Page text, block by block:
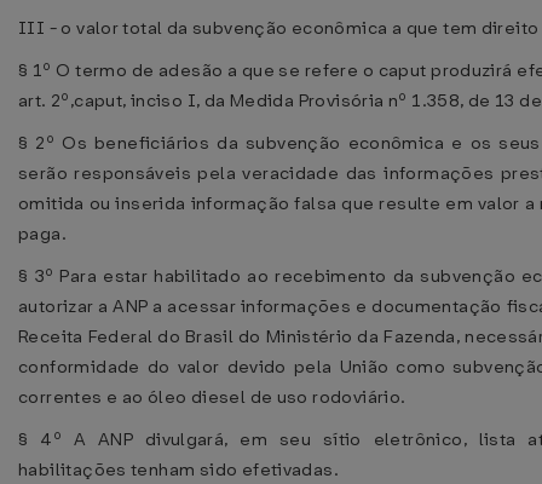
III - o valor total da subvenção econômica a que tem
§ 1º O termo de adesão a que se refere o caput produzirá
art. 2º,caput, inciso I, da Medida Provisória nº 1.358, de 13
§ 2º Os beneficiários da subvenção econômica e os
serão responsáveis pela veracidade das informações
omitida ou inserida informação falsa que resulte em valor
paga.
§ 3º Para estar habilitado ao recebimento da subvenção
autorizar a ANP a acessar informações e documentação
Receita Federal do Brasil do Ministério da Fazenda,
conformidade do valor devido pela União como
correntes e ao óleo diesel de uso rodoviário.
§ 4º A ANP divulgará, em seu sítio eletrônico, lista
habilitações tenham sido efetivadas.